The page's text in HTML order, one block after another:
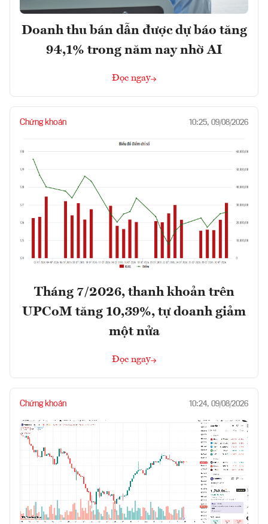
Doanh thu bán dẫn được dự báo tăng
94,1% trong năm nay nhờ AI
Đọc ngay
Chứng khoán 10:25, 09/08/2026
Tháng 7/2026, thanh khoản trên
UPCoM tăng 10,39%, tự doanh giảm
một nửa
Đọc ngay
Chứng khoán 10:24, 09/08/2026